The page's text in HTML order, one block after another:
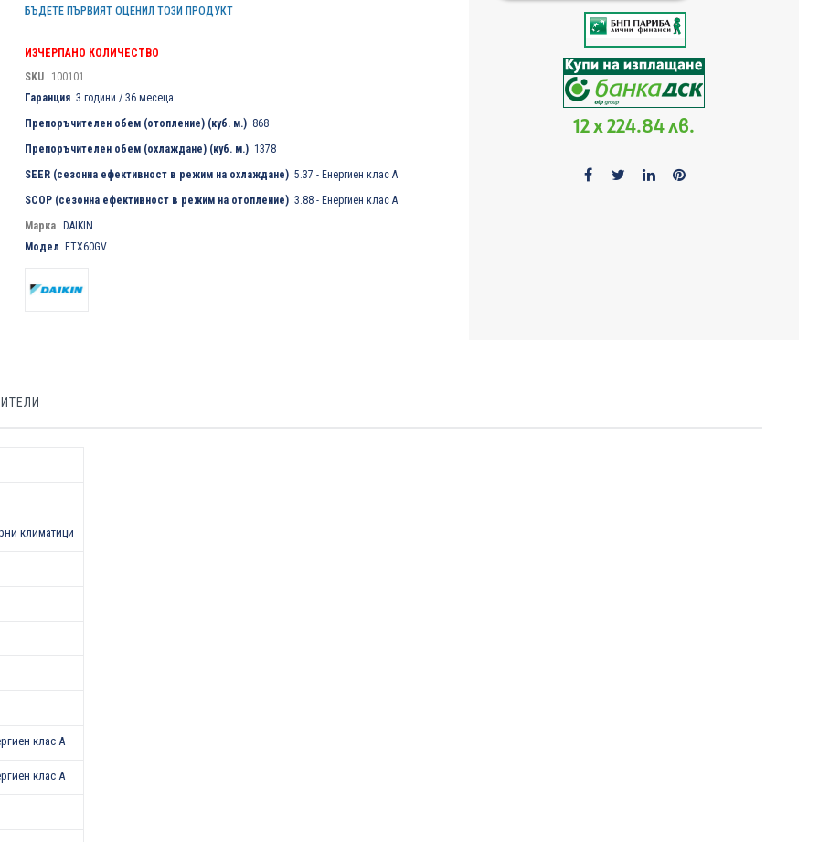
БЪДЕТЕ ПЪРВИЯТ ОЦЕНИЛ ТОЗИ ПРОДУКТ
ИЗЧЕРПАНО КОЛИЧЕСТВО
SKU
100101
Гаранция 3 години / 36 месеца
Препоръчителен обем (отопление) (куб. м.) 868
Препоръчителен обем (охлаждане) (куб. м.) 1378
SEER (сезонна ефективност в режим на охлаждане) 5.37 - Енергиен клас A
SCOP (сезонна ефективност в режим на отопление) 3.88 - Енергиен клас A
Марка DAIKIN
Модел FTX60GV
12 x 224.84 лв.
климатици
клас A
клас A